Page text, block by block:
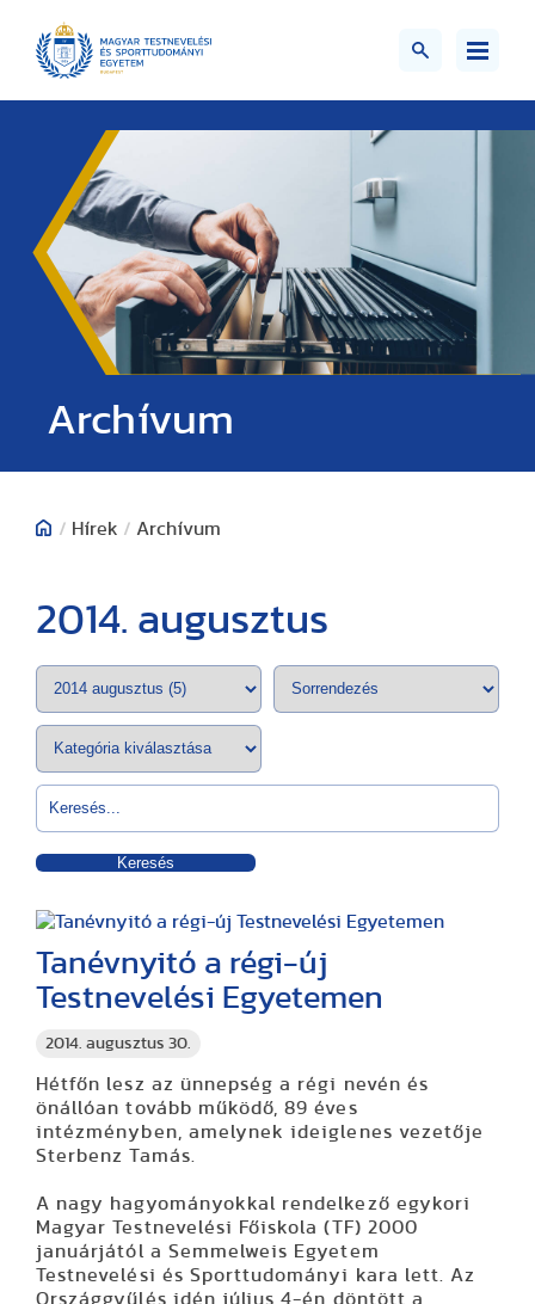
Archívum
/ Hírek / Archívum
2014. augusztus
Keresés
2014. augusztus 30.
Tanévnyitó a régi-új
Testnevelési Egyetemen
Hétfőn lesz az ünnepség a régi nevén és
önállóan tovább működő, 89 éves
intézményben, amelynek ideiglenes vezetője
Sterbenz Tamás.
A nagy hagyományokkal rendelkező egykori
Magyar Testnevelési Főiskola (TF) 2000
januárjától a Semmelweis Egyetem
Testnevelési és Sporttudományi kara lett. Az
Országgyűlés idén július 4-én döntött a